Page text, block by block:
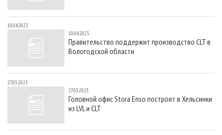
10.04.2023
10.04.2023
Правительство поддержит производство CLT в
Вологодской области
27.03.2023
27.03.2023
Головной офис Stora Enso построят в Хельсинки
из LVL и CLT